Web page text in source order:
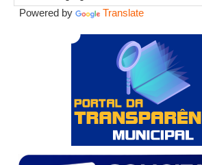
Powered by Translate